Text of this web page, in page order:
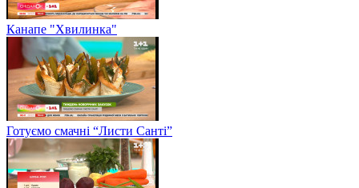
Канапе "Хвилинка"
Готуємо смачні “Листи Санті”